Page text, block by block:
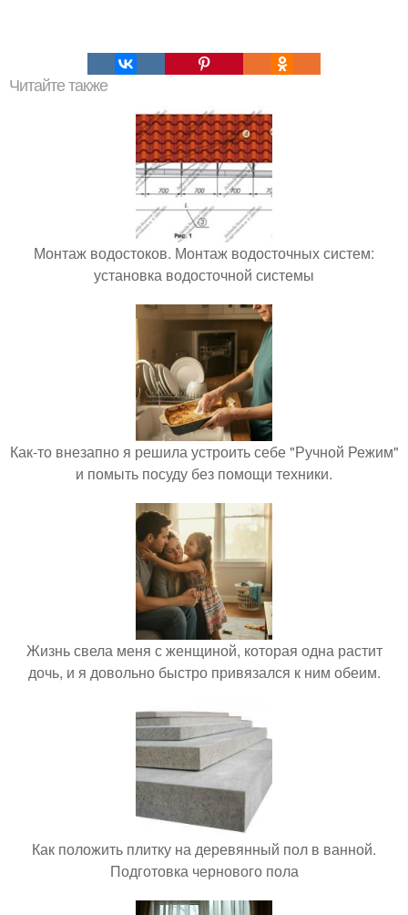
Читайте также
Монтаж водостоков. Монтаж водосточных систем:
установка водосточной системы
Как-то внезапно я решила устроить себе "Ручной Режим"
и помыть посуду без помощи техники.
Жизнь свела меня с женщиной, которая одна растит
дочь, и я довольно быстро привязался к ним обеим.
Как положить плитку на деревянный пол в ванной.
Подготовка чернового пола